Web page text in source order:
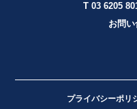
T 03 6205
お問
プライバシーポリ